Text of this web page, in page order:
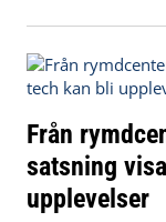
Från
satsning
upplevelser